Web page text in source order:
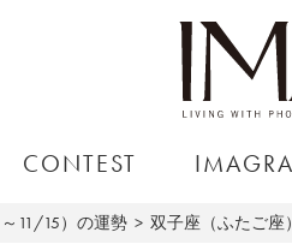
CONTEST
11/15）の運勢 双子座（ふたご座）